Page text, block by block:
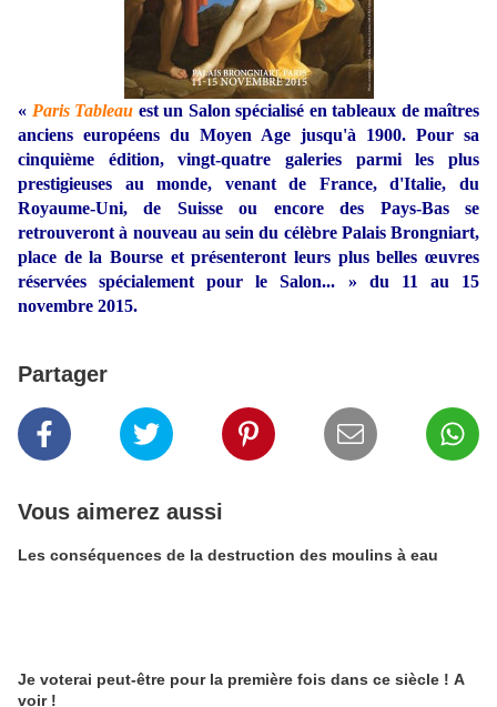
« Paris Tableau est un Salon spécialisé en tableaux de maîtres
anciens européens du Moyen Age jusqu'à 1900. Pour sa
cinquième édition, vingt-quatre galeries parmi les plus
prestigieuses au monde, venant de France, d'Italie, du
Royaume-Uni, de Suisse ou encore des Pays-Bas se
retrouveront à nouveau au sein du célèbre Palais Brongniart,
place de la Bourse et présenteront leurs plus belles œuvres
réservées spécialement pour le Salon... » du 11 au 15
novembre 2015.
Partager
Vous aimerez aussi
Les conséquences de la destruction des moulins à eau
Je voterai peut-être pour la première fois dans ce siècle ! A
voir !